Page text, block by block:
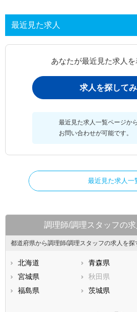
最近見た求人
あなたが最近見た求人
求人を探して
最近見た求人一覧ページから
お問い合わせが可能です。
最近見た求人一
調理師/調理スタッフの
都道府県から調理師/調理スタッフの求人を探
北海道 青森県
宮城県
秋田県
福島県
茨城県